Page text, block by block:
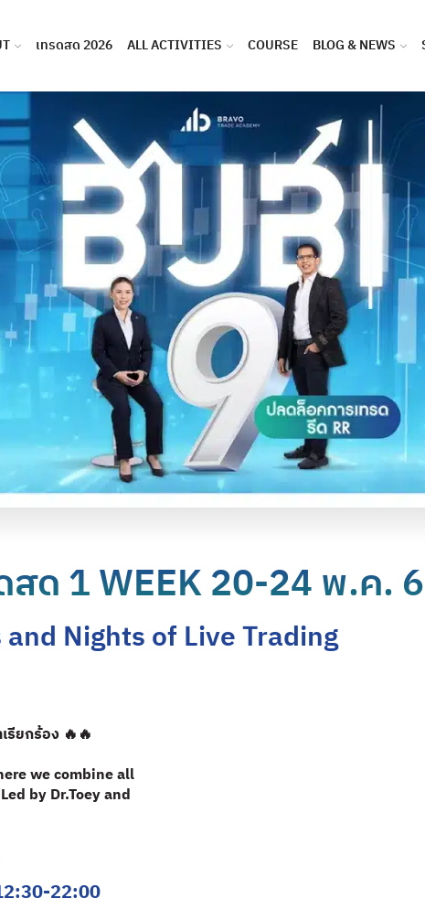
เทรดสด 2026 ALL ACTIVITIES COURSE BLOG & NEWS
สด 1 WEEK 20-24 พ.ค.
and Nights of Live Trading
รียกร้อง 🔥🔥
we combine all
by Dr.Toey and
22:00